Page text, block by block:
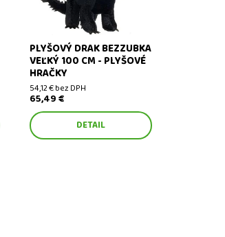
PLYŠOVÝ DRAK BEZZUBKA
VEĽKÝ 100 CM - PLYŠOVÉ
HRAČKY
54,12 € bez DPH
65,49 €
DETAIL